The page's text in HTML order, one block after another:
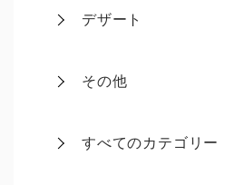
デザート
その他
すべてのカテゴリー